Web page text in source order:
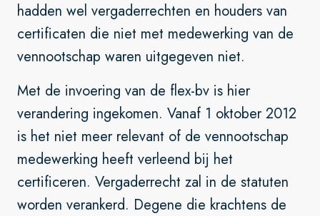
hadden wel vergaderrechten en houders van
certificaten die niet met medewerking van de
vennootschap waren uitgegeven niet.
Met de invoering van de flex-bv is hier
verandering ingekomen. Vanaf 1 oktober 2012
is het niet meer relevant of de vennootschap
medewerking heeft verleend bij het
certificeren. Vergaderrecht zal in de statuten
worden verankerd. Degene die krachtens de